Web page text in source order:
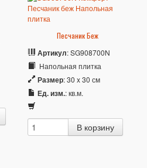
Песчаник Беж
Артикул: SG908700N
Напольная плитка
Размер: 30 x 30 см
Ед. изм.: кв.м.